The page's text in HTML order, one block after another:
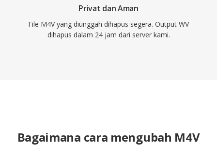
Privat dan Aman
File M4V yang diunggah dihapus segera. Output WV
dihapus dalam 24 jam dari server kami.
Bagaimana cara mengubah M4V